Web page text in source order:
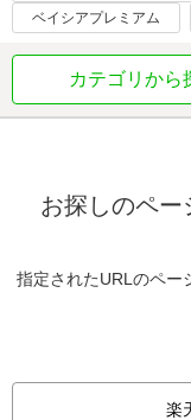
ベイシアプレミアム
カテゴリから
お探しのペー
指定されたURLのペー
楽